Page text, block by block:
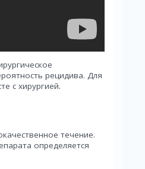
рецидива. Для
с хирургией.
течение.
определяется